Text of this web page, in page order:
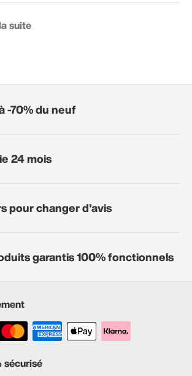
-70% du neuf
24 mois
pour changer d'avis
garantis 100% fonctionnels
sécurisé